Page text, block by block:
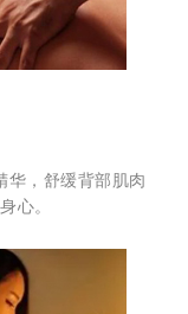
华，舒缓背部肌肉
心。